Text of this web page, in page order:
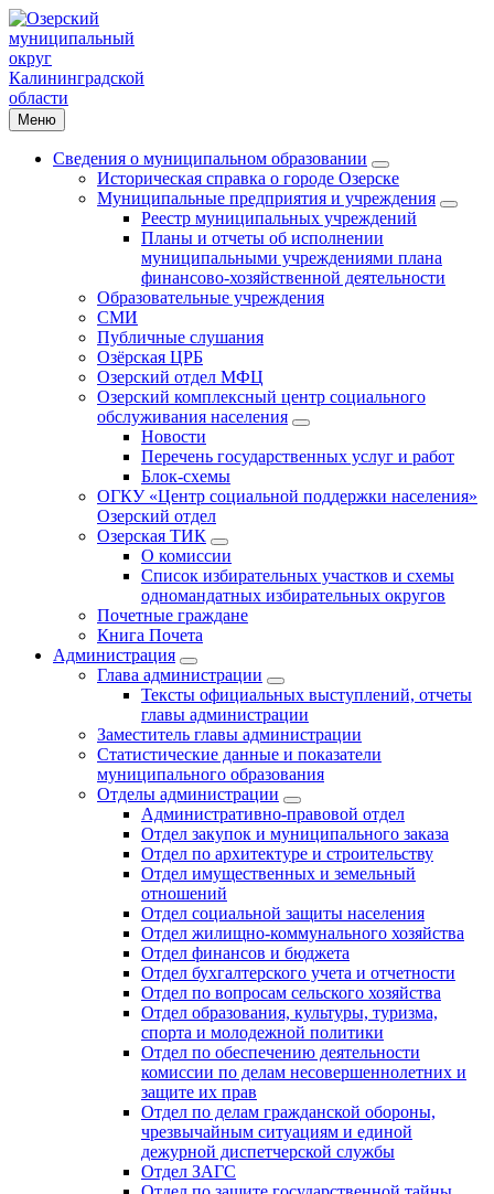
Меню
Сведения о муниципальном образовании
Историческая справка о городе Озерске
Муниципальные предприятия и учреждения
Реестр муниципальных учреждений
Планы и отчеты об исполнении
муниципальными учреждениями плана
финансово-хозяйственной деятельности
Образовательные учреждения
СМИ
Публичные слушания
Озёрская ЦРБ
Озерский отдел МФЦ
Озерский комплексный центр социального
обслуживания населения
Новости
Перечень государственных услуг и работ
Блок-схемы
ОГКУ «Центр социальной поддержки населения»
Озерский отдел
Озерская ТИК
О комиссии
Список избирательных участков и схемы
одномандатных избирательных округов
Почетные граждане
Книга Почета
Администрация
Глава администрации
Тексты официальных выступлений, отчеты
главы администрации
Заместитель главы администрации
Статистические данные и показатели
муниципального образования
Отделы администрации
Административно-правовой отдел
Отдел закупок и муниципального заказа
Отдел по архитектуре и строительству
Отдел имущественных и земельный
отношений
Отдел социальной защиты населения
Отдел жилищно-коммунального хозяйства
Отдел финансов и бюджета
Отдел бухгалтерского учета и отчетности
Отдел по вопросам сельского хозяйства
Отдел образования, культуры, туризма,
спорта и молодежной политики
Отдел по обеспечению деятельности
комиссии по делам несовершеннолетних и
защите их прав
Отдел по делам гражданской обороны,
чрезвычайным ситуациям и единой
дежурной диспетчерской службы
Отдел ЗАГС